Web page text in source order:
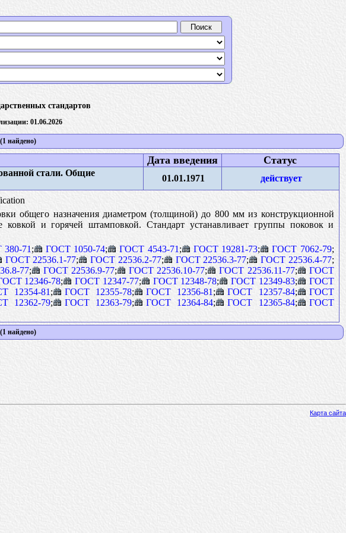
стандартов
01.06.2026
(1 найдено)
Дата введения Статус
стали. Общие
01.01.1971 действует
общего назначения диаметром (толщиной) до 800 мм из конструкционной
ковкой и горячей штамповкой. Стандарт устанавливает группы поковок и
71 ; ГОСТ 1050-74; ГОСТ 4543-71 ; ГОСТ 19281-73; ГОСТ 7062-79;
ГОСТ 22536.1-77; ГОСТ 22536.2-77; ГОСТ 22536.3-77; ГОСТ 22536.4-77;
77; ГОСТ 22536.9-77; ГОСТ 22536.10-77; ГОСТ 22536.11-77;
ГОСТ
12346-78; ГОСТ 12347-77; ГОСТ 12348-78; ГОСТ 12349-83;
ГОСТ
12354-81 ; ГОСТ 12355-78; ГОСТ 12356-81 ; ГОСТ 12357-84;
ГОСТ
12362-79; ГОСТ 12363-79; ГОСТ 12364-84; ГОСТ 12365-84;
ГОСТ
(1 найдено)
Карта сайта